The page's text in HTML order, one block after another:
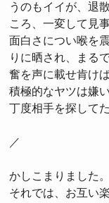
うのもイイが、退
ころ、一変して見
面白さについ喉を
りに晒され、まる
奮を声に載せ肯け
積極的なヤツは嫌
丁度相手を探して
／
かしこまりました。
それでは、お互い